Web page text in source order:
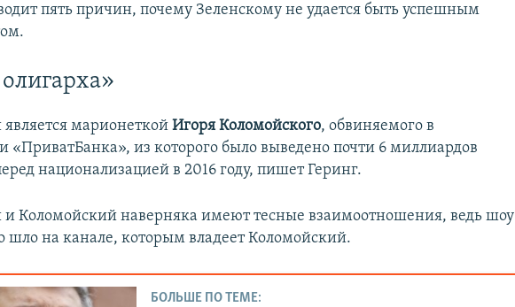
пять причин, почему Зеленскому не удается быть успешным
является марионеткойИгоря Коломойского, обвиняемого в
«ПриватБанка», из которого было выведено почти 6 миллиардов
национализацией в 2016 году, пишет Геринг.
и Коломойский наверняка имеют тесные взаимоотношения, ведь шоу
шло на канале, которым владеет Коломойский.
БОЛЬШЕ ПО ТЕМЕ: